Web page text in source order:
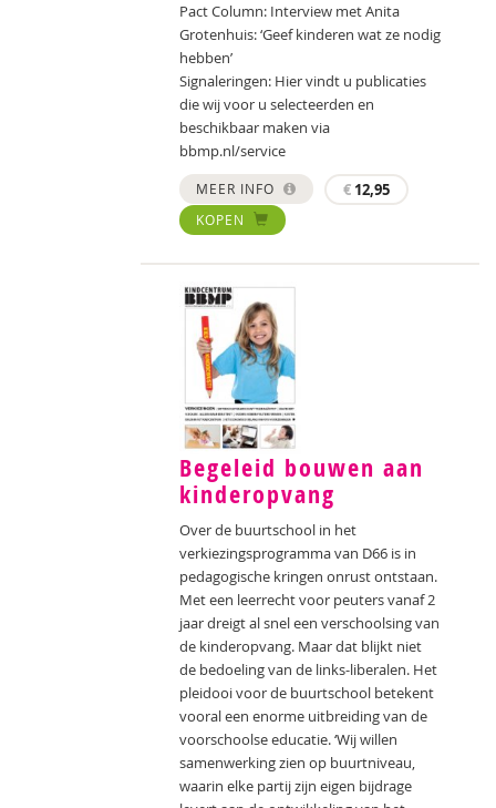
Pact Column: Interview met Anita
Grotenhuis: ‘Geef kinderen wat ze nodig
hebben’
Signaleringen: Hier vindt u publicaties
die wij voor u selecteerden en
beschikbaar maken via
bbmp.nl/service
MEER INFO € 12,95
KOPEN
Begeleid bouwen aan
kinderopvang
Over de buurtschool in het
verkiezingsprogramma van D66 is in
pedagogische kringen onrust ontstaan.
Met een leerrecht voor peuters vanaf 2
jaar dreigt al snel een verschoolsing van
de kinderopvang. Maar dat blijkt niet
de bedoeling van de links-liberalen. Het
pleidooi voor de buurtschool betekent
vooral een enorme uitbreiding van de
voorschoolse educatie. ‘Wij willen
samenwerking zien op buurtniveau,
waarin elke partij zijn eigen bijdrage